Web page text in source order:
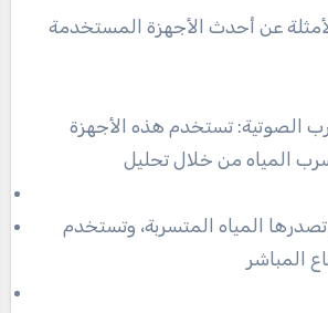
عن أحدث الأجهزة المستخدمة
الصوتية: تستخدم هذه الأجهزة
المياه من خلال تحليل
تصدرها المياه المتسربة، وتستخدم
المباشر